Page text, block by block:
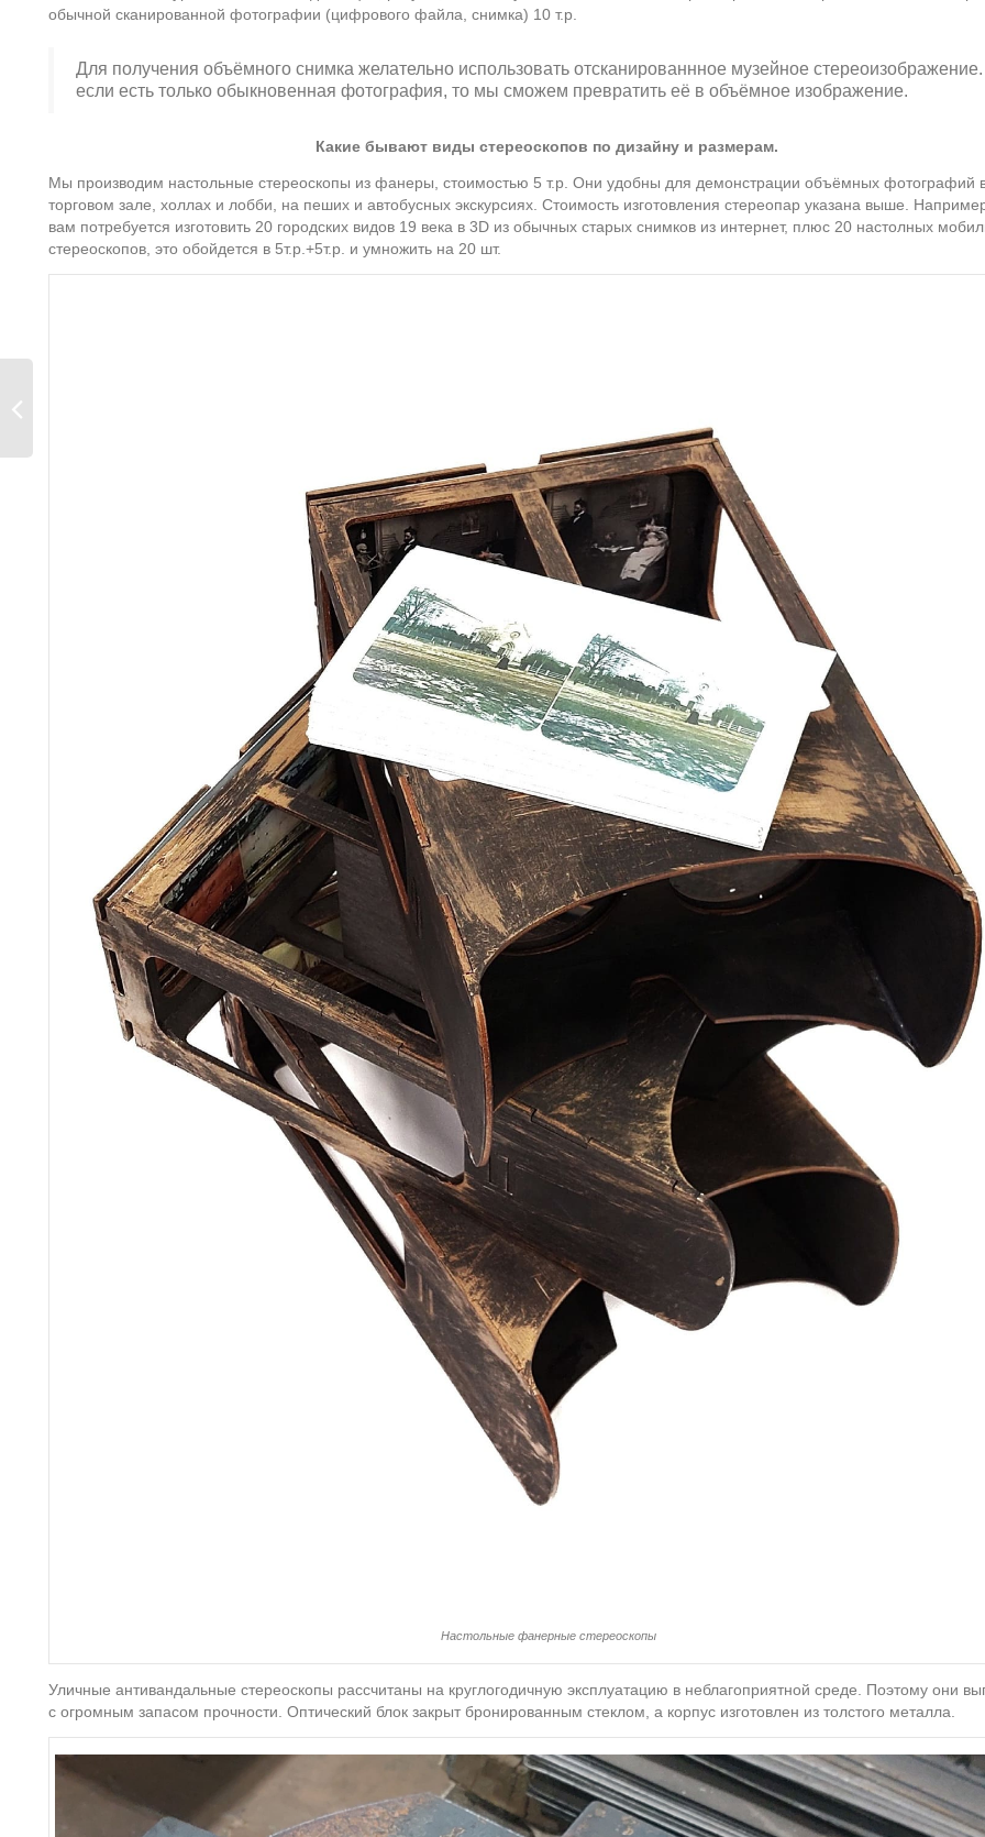
обычной сканированной фотографии (цифрового файла, снимка) 10 т.р.
Для получения объёмного снимка желательно использовать отсканированнное музейное
если есть только обыкновенная фотография, то мы сможем превратить её в объёмное изображение.
Какие бывают виды стереоскопов по дизайну и размерам.
Мы производим настольные стереоскопы из фанеры, стоимостью 5 т.р. Они удобны для демонстрации объёмных фотографий в
торговом зале, холлах и лобби, на пеших и автобусных экскурсиях. Стоимость изготовления стереопар указана выше.
вам потребуется изготовить 20 городских видов 19 века в 3D из обычных старых снимков из интернет, плюс 20 настолных
стереоскопов, это обойдется в 5т.р.+5т.р. и умножить на 20 шт.
Настольные фанерные стереоскопы
Уличные антивандальные стереоскопы рассчитаны на круглогодичную эксплуатацию в неблагоприятной среде. Поэтому они
с огромным запасом прочности. Оптический блок закрыт бронированным стеклом, а корпус изготовлен из толстого металла.